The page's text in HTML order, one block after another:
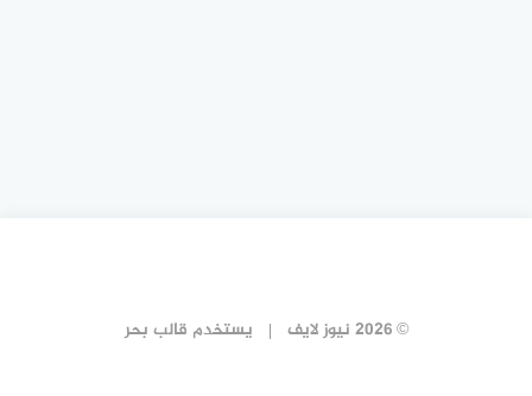
© 2026 نيوز لايف يستخدم قالب بحر